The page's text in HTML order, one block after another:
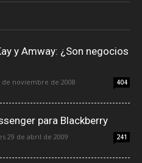
y Amway: ¿Son negocios
de noviembre de 2008 404
para Blackberry
29 de abril de 2009 241